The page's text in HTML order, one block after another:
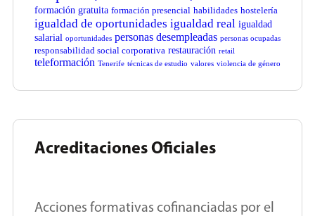
formación gratuita formación presencial habilidades hostelería
igualdad de oportunidades igualdad real igualdad
salarial oportunidades personas desempleadas personas ocupadas
responsabilidad social corporativa restauración retail
teleformación Tenerife técnicas de estudio valores violencia de género
Acreditaciones Oficiales
Acciones formativas cofinanciadas por el